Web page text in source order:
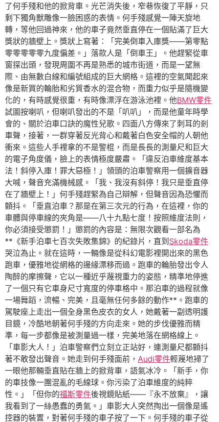
了何手殘和他的掀背車。光芒消失後，窄巷恢復了平靜，只
剩下獨角獸雕像一臉困惑的表情。何手殘感覺一陣天旋地
轉，等他回過神來，他的車子竟然垂直停在一個貼滿了巨大
獎狀的牆壁上。獎狀上寫著：「完美倒車入庫獎——第零點
零零零零零九度偏差。」落款人是「倒車王」。他趕緊從車
窗探出頭，發現周圍不再是熟悉的城市街道，而是一望無
際、由無數白線和編號組成的巨大網格。這裡的空氣聞起來
像是新買的輪胎和劣質香水的混合物，而重力似乎是隨機變
化的，有時感覺很重，有時像漂浮在游泳池裡。他BMW零件
試圖按喇叭，但喇叭發出的不是「叭叭」，而是他童年時學
會的、關於泊車口訣的魔性兒歌。四面八方傳來了刺耳的剎
車聲，接著，一群穿著反光背心和戴著白色安全帽的人朝他
衝來。這些人手裡拿的不是警棍，而是長長的測量尺和巨大
的電子角度儀，臉上的表情極度嚴肅。「違反泊車維度基本
法！斜停入庫！罪大惡極！」領頭的泊車警察用一個擴音器
大喊，聲音充滿機械感。「我、我沒有斜停！我只是垂直停
在了牆壁上！」何手殘趕緊為自己辯解，但聲音因為恐懼而
顫抖。「垂直泊車？那是在第三次元的行為，在這裡，你的
車體與停車線的夾角是——八十九點七度！按照維度法則，
你必須接受懲罰！」懲罰的內容是：無限次觀看一部名為
**《新手泊車七百次失敗集錦》的紀錄片，直到 Skoda零件
哭泣為止。就在這時，一輛像是從科幻電影裡開出來的黑色
跑車，優雅地從網格的邊緣漂移而過。跑車的輪胎發出令人
陶醉的摩擦聲，它以一種近乎蔑視重力的姿態，精準地停進
了一個只有它車身尺寸寬度的停車格中。那泊車的過程就像
一場舞蹈，流暢、完美，且毫無任何多餘的動作**。跑車的
駕駛座上走出一個全身黑色皮衣的女人，她戴著一副透明護
目鏡，冷酷地朝著何手殘的方向走來。她的步伐優雅而精
準，每一步都像是被測量過一樣，完美地落在網格線上。
「車影大人！」泊車警察們立刻立正站好，連測量尺都顫抖
著不敢發出聲音。她走到何手殘面前， Audi零件輕蔑地掃了
一眼他那輛垂直貼在牆上的掀背車，語氣冰冷。「新手，你
的車技像一團混亂的毛線球。你污染了泊車維度的純粹
性。」「但你的福斯零件後視鏡貼紙——『永不放棄』，讓
我看到了一絲愚蠢的勇氣。」車影大人突然掏出一個像是遙
控器的裝置，對著何手殘的車子按了一下。何手殘的車子從